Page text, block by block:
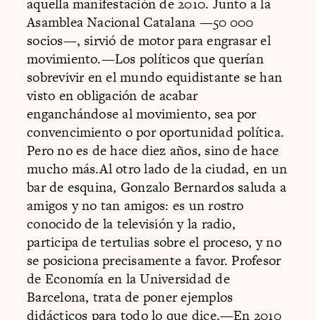
aquella manifestación de 2010. Junto a la
Asamblea Nacional Catalana —50 000
socios—, sirvió de motor para engrasar el
movimiento.—Los políticos que querían
sobrevivir en el mundo equidistante se han
visto en obligación de acabar
enganchándose al movimiento, sea por
convencimiento o por oportunidad política.
Pero no es de hace diez años, sino de hace
mucho más.Al otro lado de la ciudad, en un
bar de esquina, Gonzalo Bernardos saluda a
amigos y no tan amigos: es un rostro
conocido de la televisión y la radio,
participa de tertulias sobre el proceso, y no
se posiciona precisamente a favor. Profesor
de Economía en la Universidad de
Barcelona, trata de poner ejemplos
didácticos para todo lo que dice.—En 2010